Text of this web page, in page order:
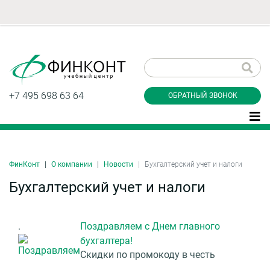
+7 495 698 63 64 ОБРАТНЫЙ ЗВОНОК
ФинКонт О компании Новости Бухгалтерский учет и налоги
Бухгалтерский учет и налоги
.
Поздравляем с Днем главного
бухгалтера!
Скидки по промокоду в честь
звонок
Даю согласие на обработку персональных
данные и соглашаюсь с
конфиденциальности
Заказать